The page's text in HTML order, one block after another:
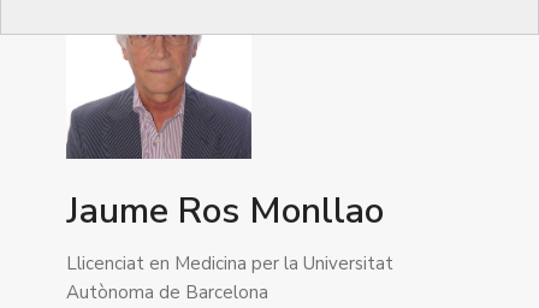
Jaume Ros Monllao
Llicenciat en Medicina per la Universitat
Autònoma de Barcelona